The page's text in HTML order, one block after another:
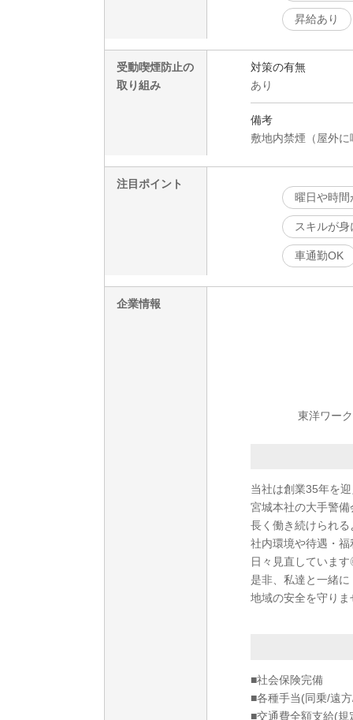
昇給あり
受動喫煙防止の
取り組み
対策の有無
あり
備考
敷地内禁煙（屋外
注目ポイント
曜日や時間
スキルが身
車通勤OK
企業情報
東洋ワー
当社は創業35年を
宮城本社の大手警備
長く働き続けられる
社内環境や待遇・福
日々見直していま
是非、私達と一緒に
地域の安全を守りま
■社会保険完備
■各種手当(同乗/遠
■交通費全額支給(規